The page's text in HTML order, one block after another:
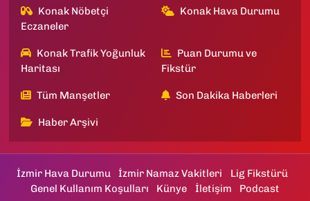
Konak Nöbetçi
Eczaneler
Konak Hava Durumu
Konak Trafik Yoğunluk
Haritası
Puan Durumu ve
Fikstür
Tüm Manşetler Son Dakika Haberleri
Haber Arşivi
İzmir Hava Durumu İzmir Namaz Vakitleri
Lig Fikstürü
Genel Kullanım Koşulları
Künye İletişim Podcast